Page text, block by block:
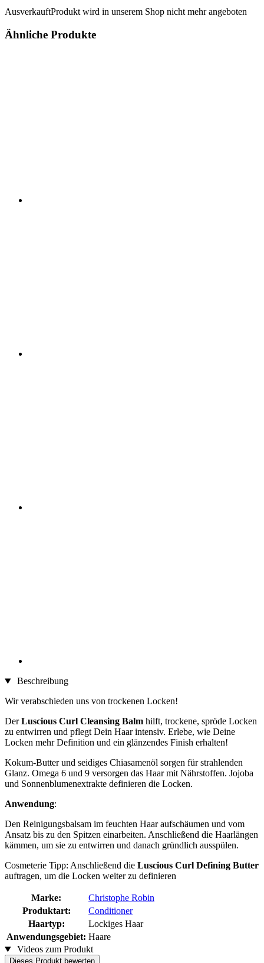
AusverkauftProdukt wird in unserem Shop nicht mehr angeboten
Ähnliche Produkte
Beschreibung
Wir verabschieden uns von trockenen Locken!
DerLuscious Curl Cleansing Balm hilft, trockene, spröde Locken
zu entwirren und pflegt Dein Haar intensiv. Erlebe, wie Deine
Locken mehr Definition und ein glänzendes Finish erhalten!
Kokum-Butter und seidiges Chiasamenöl sorgen für strahlenden
Glanz. Omega 6 und 9 versorgen das Haar mit Nährstoffen. Jojoba
und Sonnenblumenextrakte definieren die Locken.
Anwendung:
Den Reinigungsbalsam im feuchten Haar aufschäumen und vom
Ansatz bis zu den Spitzen einarbeiten. Anschließend die Haarlängen
kämmen, um sie zu entwirren und danach gründlich ausspülen.
Cosmeterie Tipp: Anschließend die Luscious Curl Defining Butter
auftragen, um die Locken weiter zu definieren
Marke:
Christophe Robin
Produktart:
Conditioner
Haartyp:
Lockiges Haar
Anwendungsgebiet: Haare
Videos zum Produkt
Dieses Produkt bewerten